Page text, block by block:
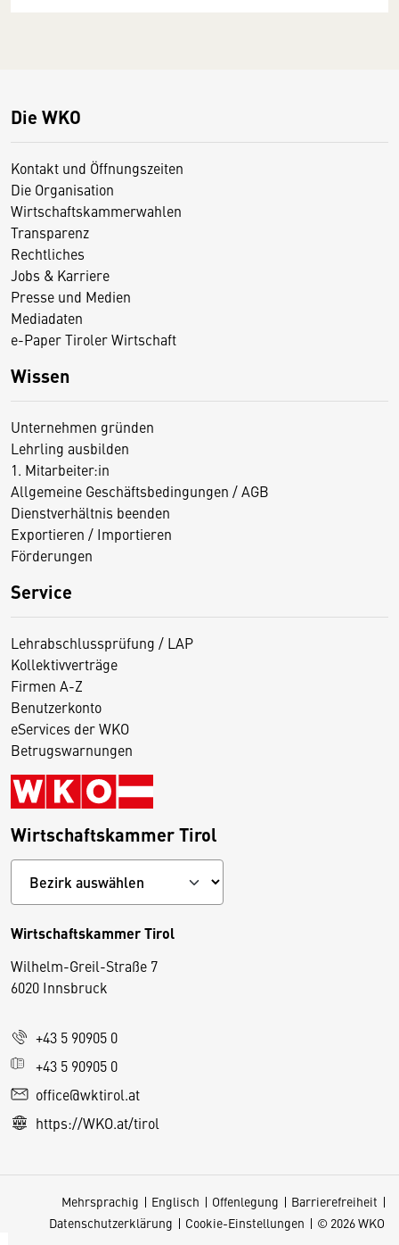
Die WKO
Kontakt und Öffnungszeiten
Die Organisation
Wirtschaftskammerwahlen
Transparenz
Rechtliches
Jobs & Karriere
Presse und Medien
Mediadaten
e-Paper Tiroler Wirtschaft
Wissen
Unternehmen gründen
Lehrling ausbilden
1. Mitarbeiter:in
Allgemeine Geschäftsbedingungen / AGB
Dienstverhältnis beenden
Exportieren / Importieren
Förderungen
Service
Lehrabschlussprüfung / LAP
Kollektivverträge
Firmen A-Z
Benutzerkonto
eServices der WKO
Betrugswarnungen
Wirtschaftskammer Tirol
Wirtschaftskammer Tirol
Wilhelm-Greil-Straße 7
6020 Innsbruck
+43 5 90905 0
+43 5 90905 0
office@wktirol.at
https://WKO.at/tirol
Mehrsprachig Englisch Offenlegung
Barrierefreiheit
Datenschutzerklärung
Cookie-Einstellungen © 2026 WKO
D
i
s
e
S
e